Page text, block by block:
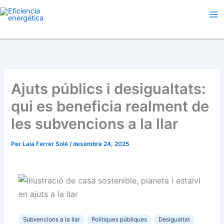
Vés
al
Ajuts públics i desigualtats:
qui es beneficia realment de
les subvencions a la llar
Per Laia Ferrer Solé/desembre 24, 2025
Subvencions a la llar Polítiques públiques Desigualtat